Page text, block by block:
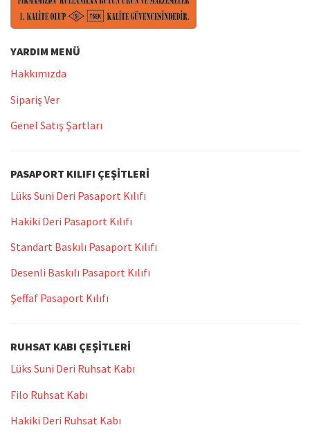
YARDIM MENÜ
Hakkımızda
Sipariş Ver
Genel Satış Şartları
PASAPORT KILIFI ÇEŞITLERI
Lüks Suni Deri Pasaport Kılıfı
Hakiki Deri Pasaport Kılıfı
Standart Baskılı Pasaport Kılıfı
Desenli Baskılı Pasaport Kılıfı
Şeffaf Pasaport Kılıfı
RUHSAT KABI ÇEŞITLERI
Lüks Suni Deri Ruhsat Kabı
Filo Ruhsat Kabı
Hakiki Deri Ruhsat Kabı